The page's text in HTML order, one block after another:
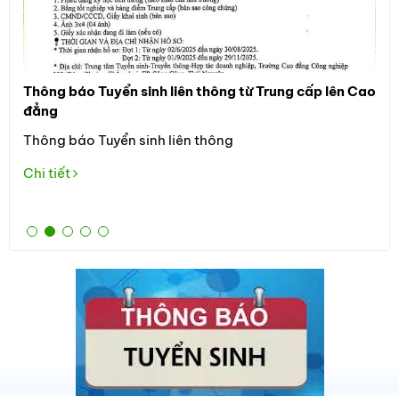
Thông báo Tuyển sinh liên thông từ Trung cấp lên Cao
đẳng
Thông báo Tuyển sinh liên thông
Chi tiết